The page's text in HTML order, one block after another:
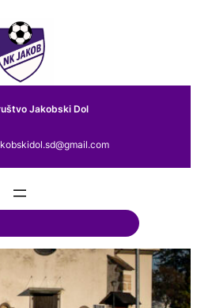
Jakobski Dol